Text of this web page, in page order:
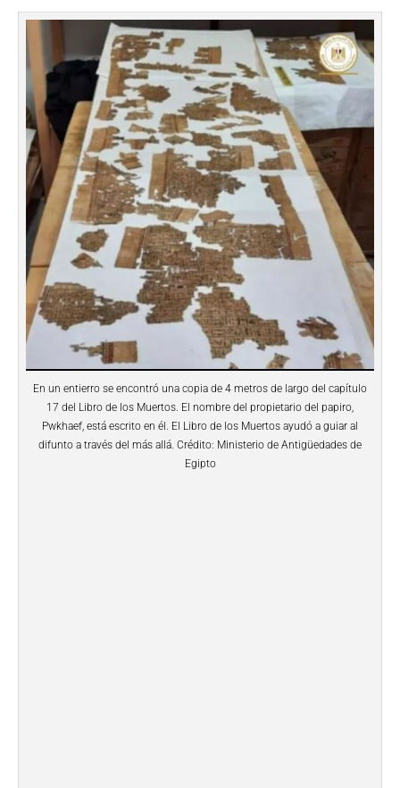
En un entierro se encontró una copia de 4 metros de largo del capítulo
17 del Libro de los Muertos. El nombre del propietario del papiro,
Pwkhaef, está escrito en él. El Libro de los Muertos ayudó a guiar al
difunto a través del más allá. Crédito: Ministerio de Antigüedades de
Egipto